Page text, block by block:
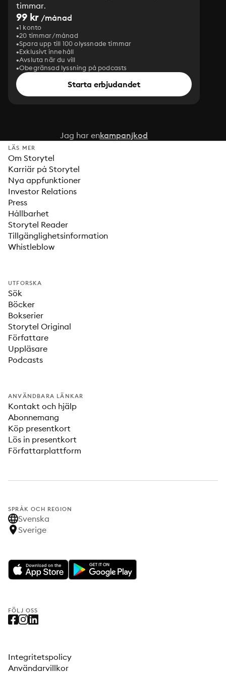
timmar.
99 kr /månad
1 konto
20 timmar/månad
Spara upp till 100 olyssnade timmar
Exklusivt innehåll
Avsluta när du vill
Obegränsad lyssning på podcasts
Starta erbjudandet
Jag har enkampanjkod
LÄS MER
Om Storytel
Karriär på Storytel
Nya appfunktioner
Investor Relations
Press
Hållbarhet
Storytel Reader
Tillgänglighetsinformation
Whistleblow
UTFORSKA
Sök
Böcker
Bokserier
Storytel Original
Författare
Uppläsare
Podcasts
ANVÄNDBARA LÄNKAR
Kontakt och hjälp
Abonnemang
Köp presentkort
Lös in presentkort
Författarplattform
SPRÅK OCH REGION
Svenska
Sverige
FÖLJ OSS
Integritetspolicy
Användarvillkor